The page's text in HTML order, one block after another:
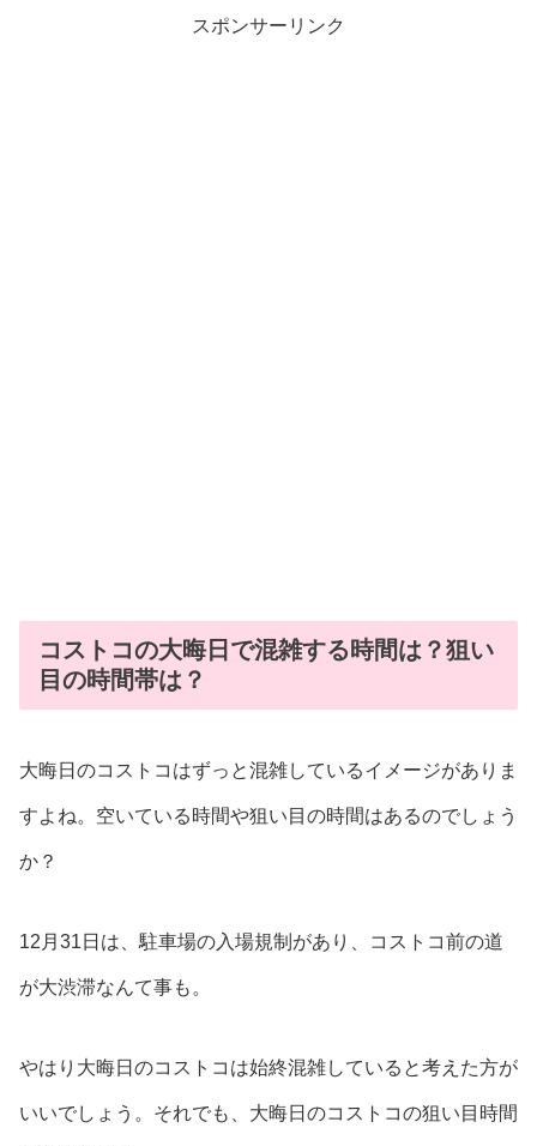
スポンサーリンク
コストコの大晦日で混雑する時間は？狙い
目の時間帯は？
大晦日のコストコはずっと混雑しているイメージがありま
すよね。空いている時間や狙い目の時間はあるのでしょう
か？
12月31日は、駐車場の入場規制があり、コストコ前の道
が大渋滞なんて事も。
やはり大晦日のコストコは始終混雑していると考えた方が
いいでしょう。それでも、大晦日のコストコの狙い目時間